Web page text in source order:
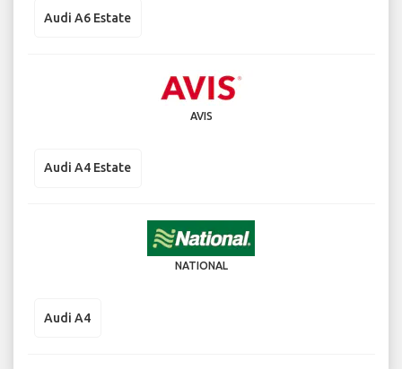
Audi A6 Estate
AVIS
Audi A4 Estate
NATIONAL
Audi A4